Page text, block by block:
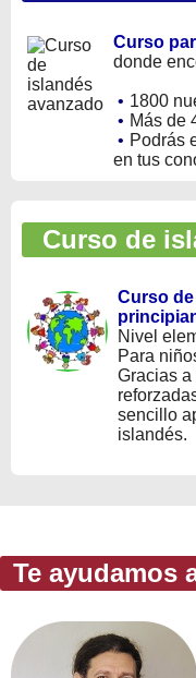
Curso
donde
• 1800
• Más de
• Podrás
en tus
Curso de
Curso
Nivel
Para
Gracias
sencillo
islandés.
Te ayudamos